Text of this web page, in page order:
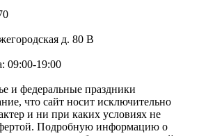
д. 80 В
09:00-19:00
и федеральные праздники
что сайт носит исключительно
и ни при каких условиях не
Подробную информацию о